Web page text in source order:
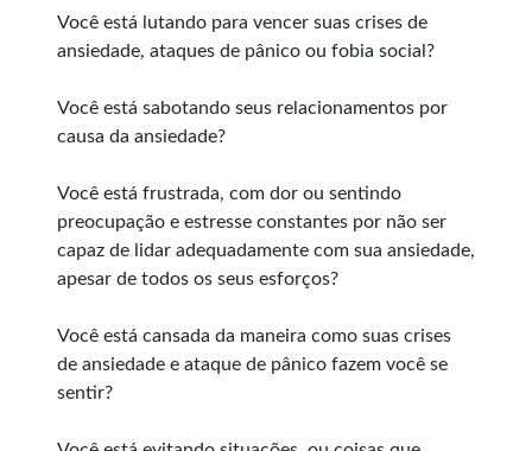
Você está lutando para vencer suas crises de
ansiedade, ataques de pânico ou fobia social?
Você está sabotando seus relacionamentos por
causa da ansiedade?
Você está frustrada, com dor ou sentindo
preocupação e estresse constantes por não ser
capaz de lidar adequadamente com sua ansiedade,
apesar de todos os seus esforços?
Você está cansada da maneira como suas crises
de ansiedade e ataque de pânico fazem você se
sentir?